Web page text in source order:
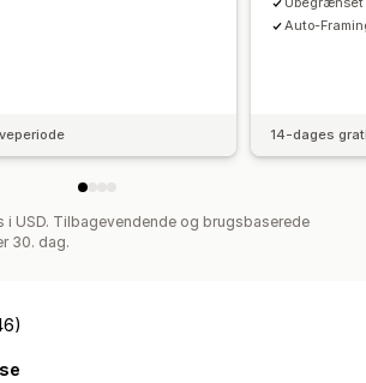
Auto-
14-dages
i USD. Tilbagevendende og brugsbaserede
30. dag.